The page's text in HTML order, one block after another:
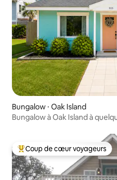
Bungalow ⋅ Oak Island
Bungalow à Oak Island à
Coups de cœur voyageurs les
Coup de cœur voyageurs